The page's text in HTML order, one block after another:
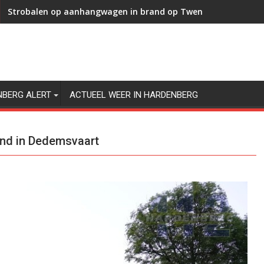
Strobalen op aanhangwagen in brand op Twenteweg in
N36 ’s nachts afgesloten voor onderhoud; 17 - 20 augustus
ALERT ACTUEEL WEER IN HARDENBERG
in Dedemsvaart